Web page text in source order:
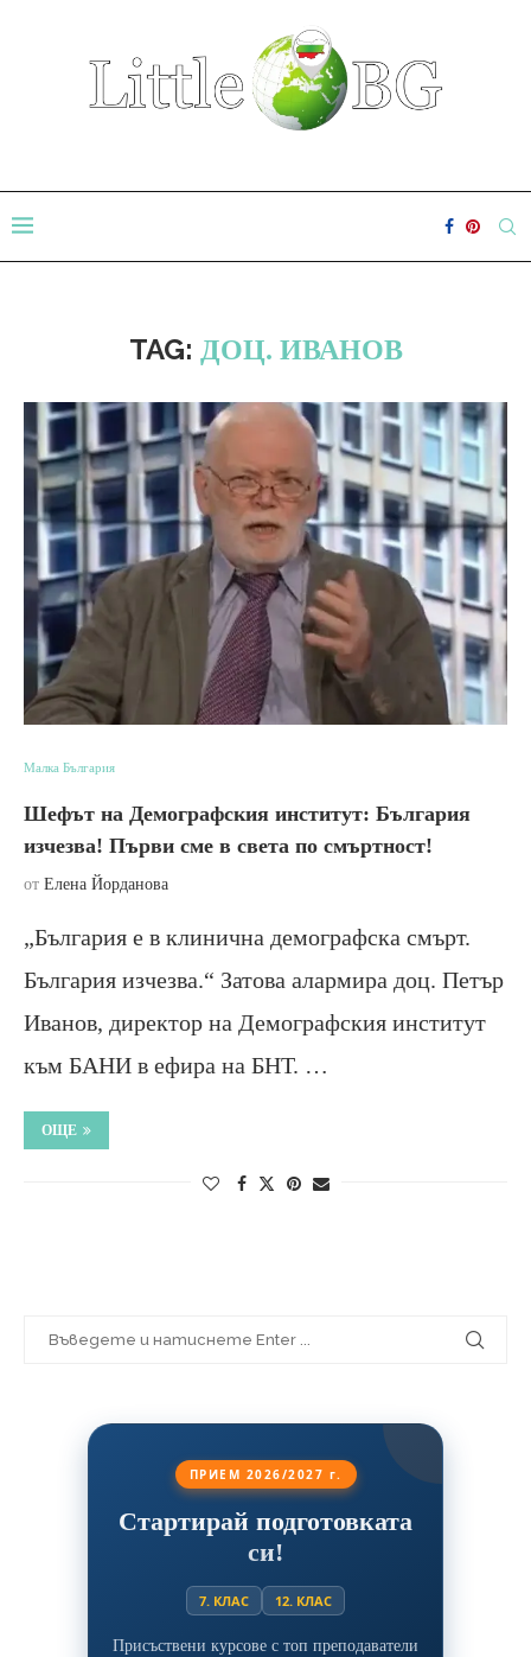
TAG: ДОЦ. ИВАНОВ
Малка България
Шефът на Демографския институт: България
изчезва! Първи сме в света по смъртност!
от Елена Йорданова
„България е в клинична демографска смърт.
България изчезва.“ Затова алармира доц. Петър
Иванов, директор на Демографския институт
към БАНИ в ефира на БНТ. …
ОЩЕ
ПРИЕМ 2026/2027 г.
Стартирай подготовката
си!
7. КЛАС 12. КЛАС
Присъствени курсове с топ преподаватели